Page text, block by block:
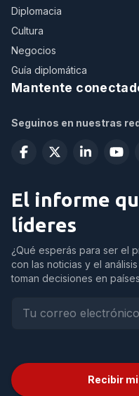
Diplomacia
Cultura
Negocios
Guía diplomática
Mantente
Seguinos en nuestras
El informe
líderes
¿Qué esperás para ser el
con las noticias y el
toman decisiones en
Recibir